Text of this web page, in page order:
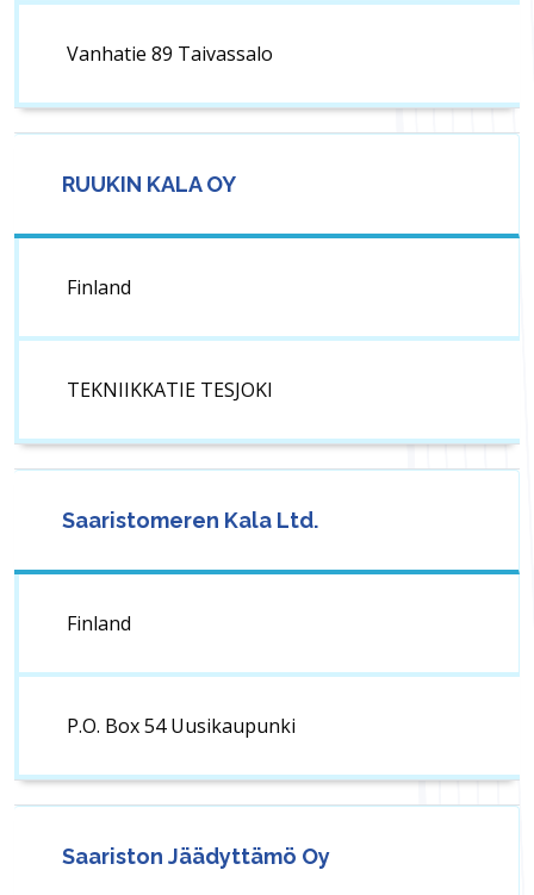
Vanhatie 89 Taivassalo
RUUKIN KALA OY
Finland
TEKNIIKKATIE TESJOKI
Saaristomeren Kala Ltd.
Finland
P.O. Box 54 Uusikaupunki
Saariston Jäädyttämö Oy